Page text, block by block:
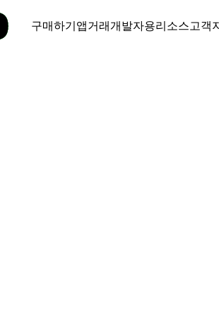
구매하기앱거래개발자용리소스고객